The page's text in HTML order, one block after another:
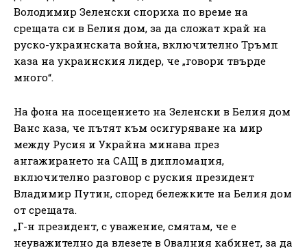
Володимир Зеленски спориха по време на
срещата си в Белия дом, за да сложат край на
руско-украинската война, включително Тръмп
каза на украинския лидер, че „говори твърде
много“.
На фона на посещението на Зеленски в Белия дом
Ванс каза, че пътят към осигуряване на мир
между Русия и Украйна минава през
ангажирането на САЩ в дипломация,
включително разговор с руския президент
Владимир Путин, според бележките на Белия дом
от срещата.
„Г-н президент, с уважение, смятам, че е
неуважително да влезете в Овалния кабинет, за да